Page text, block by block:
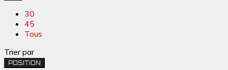
30
45
Tous
Trier par
POSITION